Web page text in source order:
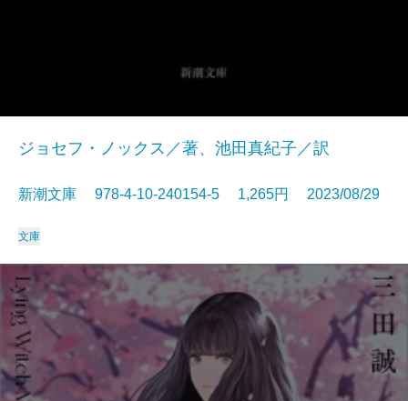
ジョセフ・ノックス／著、池田真紀子／訳
新潮文庫 978-4-10-240154-5 1,265円 2023/08/29
文庫